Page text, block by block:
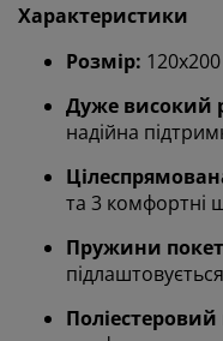
Характеристики
Розмір:
Дуже високий
надійна
та 3 комфортні
Пружини
Поліестеровий